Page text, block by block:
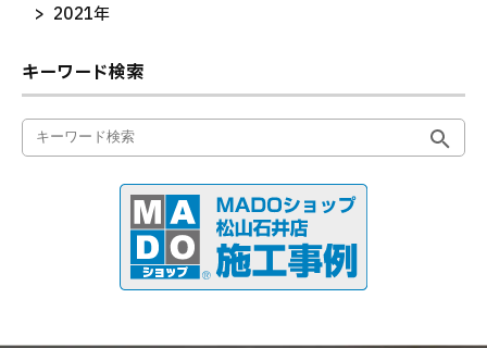
2021年
キーワード検索